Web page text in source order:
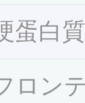
蛋白
ロン